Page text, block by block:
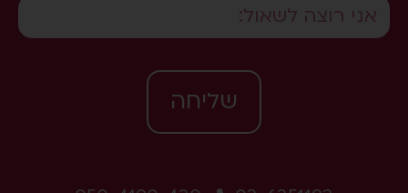
שליחה